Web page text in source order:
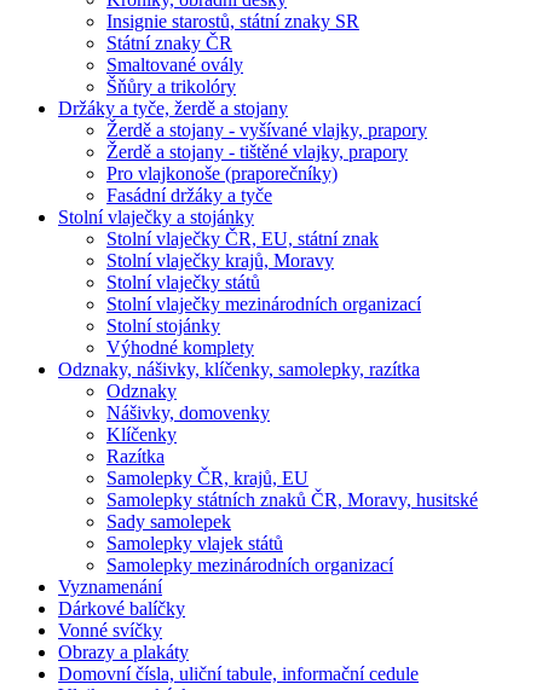
Insignie starostů, státní znaky SR
Státní znaky ČR
Smaltované ovály
Šňůry a trikolóry
Držáky a tyče, žerdě a stojany
Žerdě a stojany - vyšívané vlajky, prapory
Žerdě a stojany - tištěné vlajky, prapory
Pro vlajkonoše (praporečníky)
Fasádní držáky a tyče
Stolní vlaječky a stojánky
Stolní vlaječky ČR, EU, státní znak
Stolní vlaječky krajů, Moravy
Stolní vlaječky států
Stolní vlaječky mezinárodních organizací
Stolní stojánky
Výhodné komplety
Odznaky, nášivky, klíčenky, samolepky, razítka
Odznaky
Nášivky, domovenky
Klíčenky
Razítka
Samolepky ČR, krajů, EU
Samolepky státních znaků ČR, Moravy, husitské
Sady samolepek
Samolepky vlajek států
Samolepky mezinárodních organizací
Vyznamenání
Dárkové balíčky
Vonné svíčky
Obrazy a plakáty
Domovní čísla, uliční tabule, informační cedule